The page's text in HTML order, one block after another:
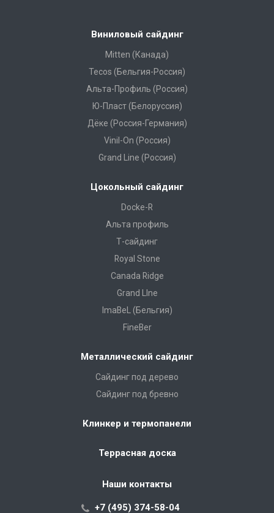
Виниловый сайдинг
Mitten (Канада)
Tecos (Бельгия-Россия)
Альта-Профиль (Россия)
Ю-Пласт (Белоруссия)
Дёке (Россия-Германия)
Vinil-On (Россия)
Grand Line (Россия)
Цокольный сайдинг
Docke-R
Альта профиль
Т-сайдинг
Royal Stone
Canada Ridge
Grand LIne
ImaBeL (Бельгия)
FineBer
Металлический сайдинг
Сайдинг под дерево
Сайдинг под бревно
Клинкер и термопанели
Террасная доска
Наши контакты
+7 (495) 374-58-04